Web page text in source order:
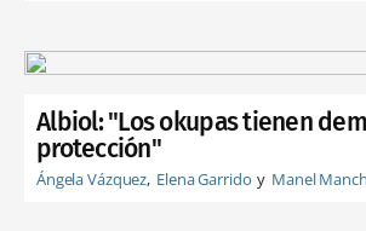
Albiol: "Los okupas tienen
protección"
Ángela Vázquez Elena Garrido Manel